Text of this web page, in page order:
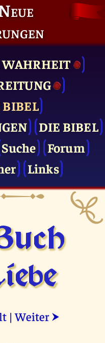
WAHRHEIT
BIBEL
DIE BIBEL
Suche
Forum
Links
|Weiter ⮞